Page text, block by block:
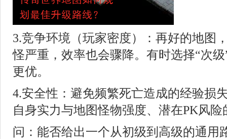
3.竞争环境（玩家密度）：再好的地图
怪严重，效率也会骤降。有时选择“次
更优。
4.安全性：避免频繁死亡造成的经验损
自身实力与地图怪物强度、潜在PK风险
问：能否给出一个从初级到高级的通用